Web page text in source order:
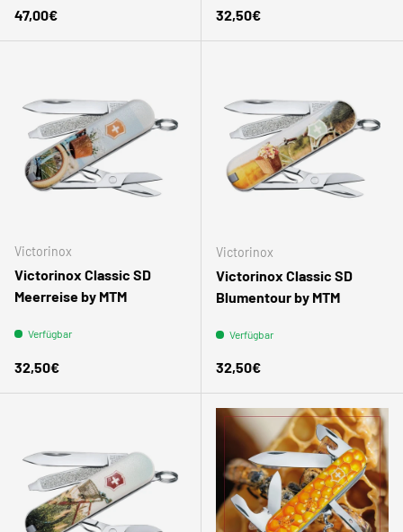
Normaler Preis
47,00€ Normaler Preis
32,50€
Victorinox
Victorinox Classic SD
Meerreise by MTM
Verfügbar
Normaler Preis
32,50€
Victorinox
Victorinox Classic SD
Blumentour by MTM
Verfügbar
Normaler Preis
32,50€